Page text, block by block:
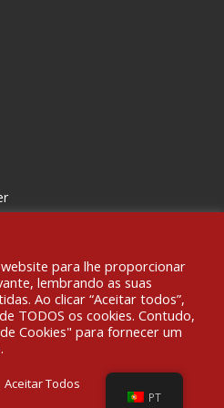
Design.
para lhe proporcionar
lembrando as suas
Ao clicar “Aceitar todos”,
TODOS os cookies. Contudo,
Cookies" para fornecer um
Aceitar Todos
PT